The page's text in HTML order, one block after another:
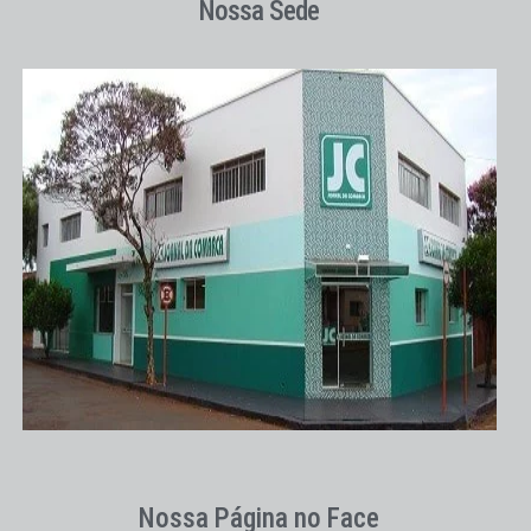
Nossa Sede
Nossa Página no Face